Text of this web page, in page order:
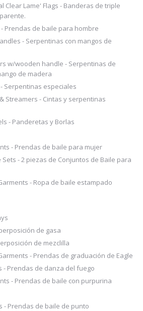
Clear Lame' Flags - Banderas de triple
Prendas de baile para hombre
- Serpentinas con mangos de
w/wooden handle - Serpentinas de
de madera
Serpentinas especiales
Streamers - Cintas y serpentinas
- Panderetas y Borlas
- Prendas de baile para mujer
Sets - 2 piezas de Conjuntos de Baile para
- Ropa de baile estampado
de gasa
de mezclilla
- Prendas de graduación de Eagle
- Prendas de danza del fuego
- Prendas de baile con purpurina
- Prendas de baile de punto